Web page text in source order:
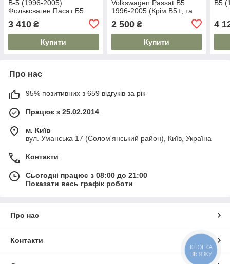
B-5 (1996-2005)
Фольксваген Пасат Б5
3 410 ₴
Купити
Volkswagen Passat B5
1996-2005 (Крім В5+, та
2 500₴
Купити
B5
4
Про нас
95% позитивних з 659 відгуків за рік
Працює з 25.02.2014
м. Київ
вул. Уманська 17 (Солом'янський район), Київ, Україна
Контакти
Сьогодні працює з 08:00 до 21:00
Показати весь графік роботи
Про нас
Контакти
КНОПКА
ЗВ'ЯЗКУ